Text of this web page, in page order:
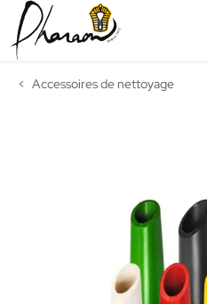
Accessoires de nettoyage